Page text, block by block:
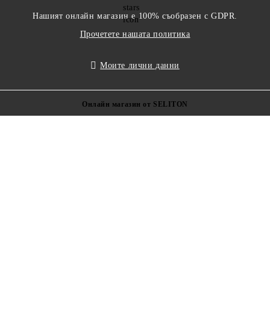
Нашият онлайн магазин е 100% съобразен с GDPR.
Прочетете нашата политика
Моите лични данни
Онлайн магазин от SELITON